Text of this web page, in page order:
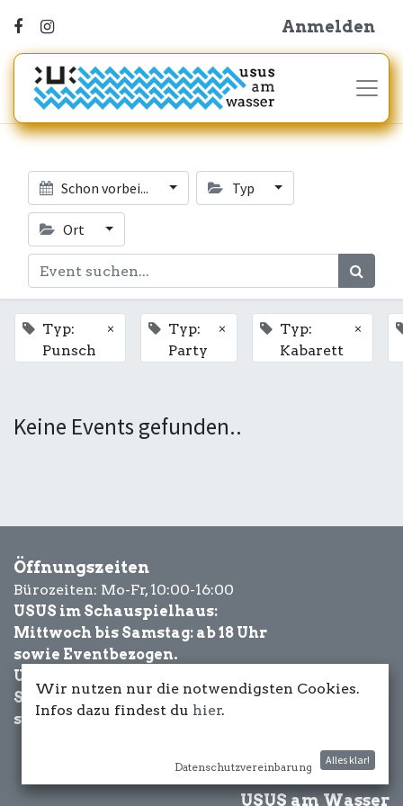
Anmelden
Schon vorbei... Typ
Ort
Typ:
Punsch
×
Typ:
Party
×
Typ:
Kabarett
×
Keine Events gefunden..
Öffnungszeiten
Bürozeiten: Mo-Fr, 10:00-16:00
USUS im Schauspielhaus:
Mittwoch bis Samstag: ab 18 Uhr
sowie Eventbezogen.
USUS am Wasser:
Schönwetter-
sowie Eventbezogen.
USUS am Wasser
Wir nutzen nur die notwendigsten Cookies.
Infos dazu findest du hier.
Datenschutzvereinbarung
Alles klar!